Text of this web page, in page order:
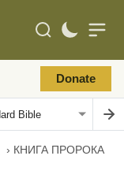
Donate
› КНИГА ПРОРОКА